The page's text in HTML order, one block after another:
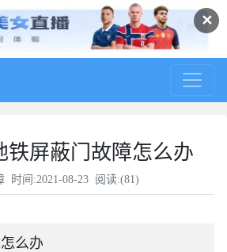
✕
铁屏蔽门故障怎么办
时间:2021-08-23 阅读:(81)
么办